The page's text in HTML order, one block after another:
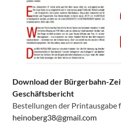
Download der Bürgerbahn-
Geschäftsbericht
Bestellungen der Printausgabe
heinoberg38@gmail.com